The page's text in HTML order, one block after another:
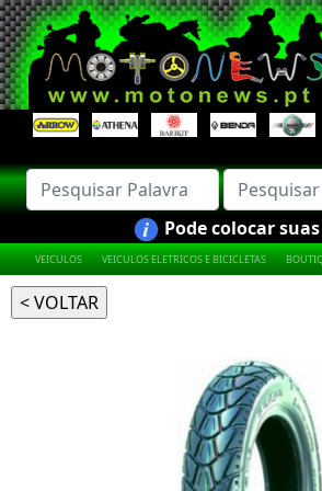
Pode colocar
VEICULOS VEICULOS ELETRICOS E BICICLETAS